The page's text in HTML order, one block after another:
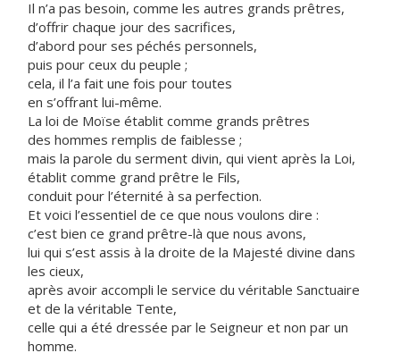
Il n’a pas besoin, comme les autres grands prêtres,
d’offrir chaque jour des sacrifices,
d’abord pour ses péchés personnels,
puis pour ceux du peuple ;
cela, il l’a fait une fois pour toutes
en s’offrant lui-même.
La loi de Moïse établit comme grands prêtres
des hommes remplis de faiblesse ;
mais la parole du serment divin, qui vient après la Loi,
établit comme grand prêtre le Fils,
conduit pour l’éternité à sa perfection.
Et voici l’essentiel de ce que nous voulons dire :
c’est bien ce grand prêtre-là que nous avons,
lui qui s’est assis à la droite de la Majesté divine dans
les cieux,
après avoir accompli le service du véritable Sanctuaire
et de la véritable Tente,
celle qui a été dressée par le Seigneur et non par un
homme.